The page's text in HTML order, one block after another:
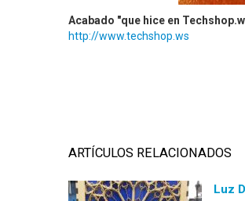
Acabado "que hice en
http://www.techshop.ws
ARTÍCULOS RELACIONADOS
Luz